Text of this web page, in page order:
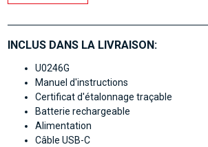
INCLUS DANS LA LIVRAISON:
U0246G
Manuel d'instructions
Certificat d'étalonnage traçable
Batterie rechargeable
Alimentation
Câble USB-C